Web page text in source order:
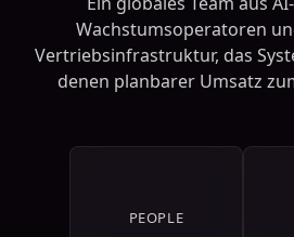
Wachstumsoperatoren
Vertriebsinfrastruktur, das
denen planbarer Umsatz
PEOPLE